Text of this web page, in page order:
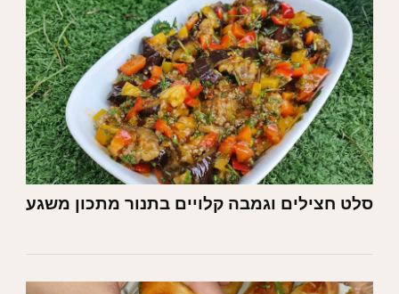
סלט חצילים וגמבה קלויים בתנור מתכון משגע